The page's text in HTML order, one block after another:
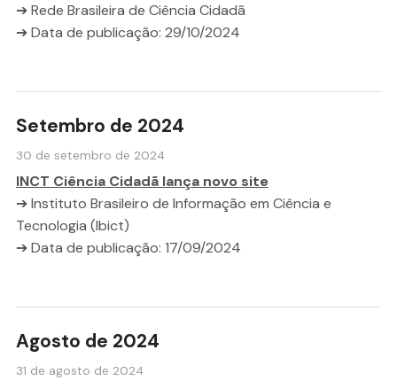
➔ Rede Brasileira de Ciência Cidadã
➔ Data de publicação: 29/10/2024
Setembro de 2024
30 de setembro de 2024
INCT Ciência Cidadã lança novo site
➔ Instituto Brasileiro de Informação em Ciência e
Tecnologia (Ibict)
➔ Data de publicação: 17/09/2024
Agosto de 2024
31 de agosto de 2024